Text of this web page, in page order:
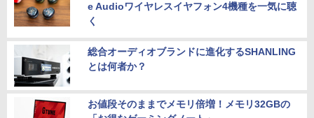
e Audioワイヤレスイヤフォン4機種を一気に聴
く
総合オーディオブランドに進化するSHANLING
とは何者か？
お値段そのままでメモリ倍増！メモリ32GBの